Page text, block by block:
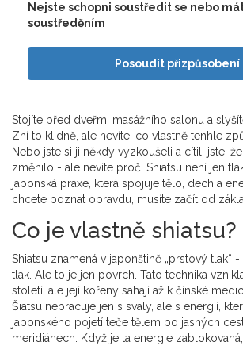
Nejste schopni soustředit se nebo
soustředěním
Posoudit přizpůsobení
Stojíte před dveřmi masážního salonu a
Zní to klidně, ale nevíte, co vlastně tenhle
Nebo jste si ji někdy vyzkoušeli a cítili jste,
změnilo - ale nevíte proč. Shiatsu není jen
japonská praxe, která spojuje tělo, dech a
chcete poznat opravdu, musíte začít od
Co je vlastně shiatsu?
Shiatsu znamená v japonštině „prstový tlak“ -
tlak. Ale to je jen povrch. Tato technika
století, ale její kořeny sahají až k čínské
Šiatsu nepracuje jen s svaly, ale s energií,
japonského pojetí teče tělem po jasných
meridiánech. Když je ta energie